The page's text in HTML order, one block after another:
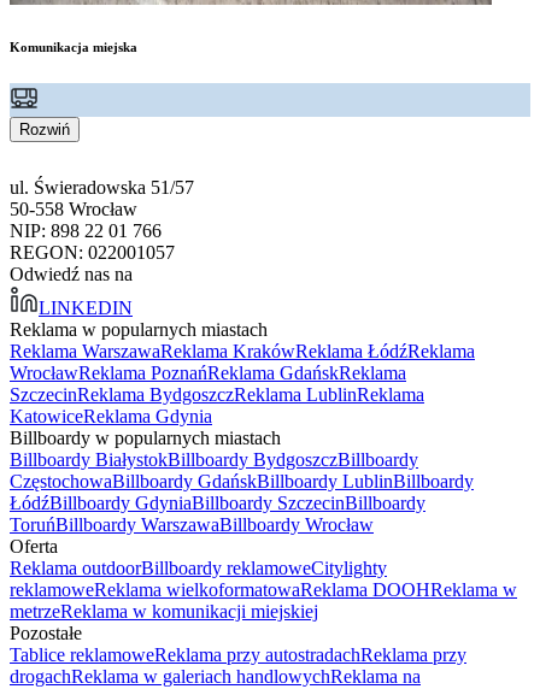
Komunikacja miejska
Rozwiń
ul. Świeradowska 51/57
50-558 Wrocław
NIP: 898 22 01 766
REGON: 022001057
Odwiedź nas na
LINKEDIN
Reklama w popularnych miastach
Reklama WarszawaReklama KrakówReklama ŁódźReklama
WrocławReklama PoznańReklama GdańskReklama
SzczecinReklama BydgoszczReklama LublinReklama
KatowiceReklama Gdynia
Billboardy w popularnych miastach
Billboardy BiałystokBillboardy BydgoszczBillboardy
CzęstochowaBillboardy GdańskBillboardy LublinBillboardy
ŁódźBillboardy GdyniaBillboardy SzczecinBillboardy
ToruńBillboardy WarszawaBillboardy Wrocław
Oferta
Reklama outdoorBillboardy reklamoweCitylighty
reklamoweReklama wielkoformatowaReklama DOOHReklama w
metrzeReklama w komunikacji miejskiej
Pozostałe
Tablice reklamoweReklama przy autostradachReklama przy
drogachReklama w galeriach handlowychReklama na